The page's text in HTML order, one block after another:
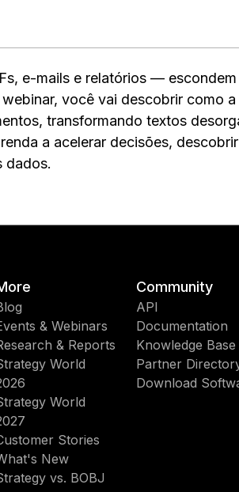
e-mails e relatórios —
você vai descobrir como
transformando textos
a acelerar decisões,
dados.
& Webinars
& Reports
World
World
Stories
New
vs. BOBJ
Community
API
Documentation
Knowledge Base
Partner
Download